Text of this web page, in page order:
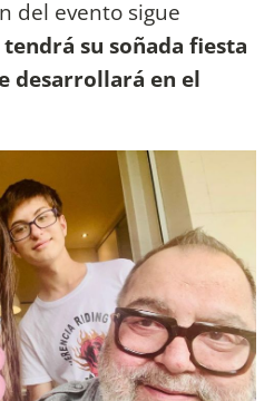
del evento sigue
su soñada fiesta
desarrollará en el